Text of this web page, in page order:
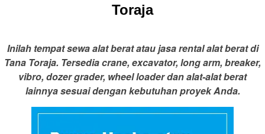
Toraja
Inilah tempat sewa alat berat atau jasa rental alat berat di
Tana Toraja. Tersedia crane, excavator, long arm, breaker,
vibro, dozer grader, wheel loader dan alat-alat berat
lainnya sesuai dengan kebutuhan proyek Anda.